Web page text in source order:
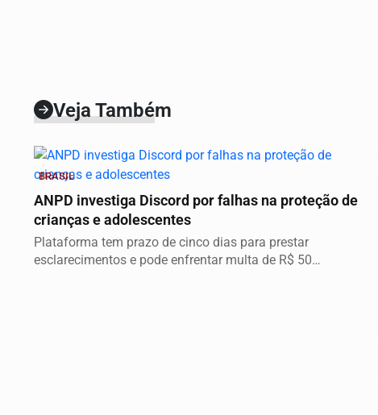
Veja Também
BRASIL
ANPD investiga Discord por falhas na proteção de
crianças e adolescentes
Plataforma tem prazo de cinco dias para prestar
esclarecimentos e pode enfrentar multa de R$ 50